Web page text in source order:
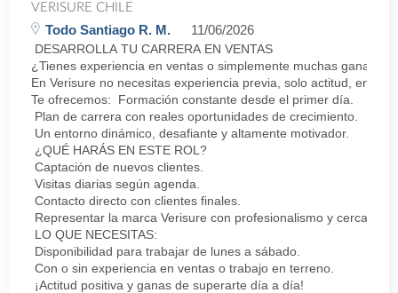
VERISURE CHILE
Todo Santiago R. M. 11/06/2026
DESARROLLA TU CARRERA EN VENTAS
¿Tienes experiencia en ventas o simplemente muchas ganas
En Verisure no necesitas experiencia previa, solo actitud,
Te ofrecemos: Formación constante desde el primer día.
Plan de carrera con reales oportunidades de crecimiento.
Un entorno dinámico, desafiante y altamente motivador.
¿QUÉ HARÁS EN ESTE ROL?
Captación de nuevos clientes.
Visitas diarias según agenda.
Contacto directo con clientes finales.
Representar la marca Verisure con profesionalismo y cercanía.
LO QUE NECESITAS:
Disponibilidad para trabajar de lunes a sábado.
Con o sin experiencia en ventas o trabajo en terreno.
¡Actitud positiva y ganas de superarte día a día!